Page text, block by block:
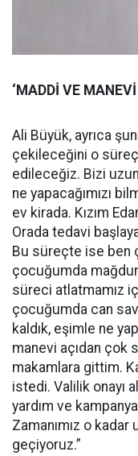
‘MADDİ VE
Ali Büyük, ayrıca
çekileceğini o
edileceğiz. Bizi
ne yapacağımızı
ev kirada. Kızım
Orada tedavi
Bu süreçte ise ben
çocuğumda
süreci atlatmamız
çocuğumda can
kaldık, eşimle ne
manevi açıdan çok
makamlara gittim.
istedi. Valilik onayı
yardım ve
Zamanımız o kadar
geçiyoruz.”